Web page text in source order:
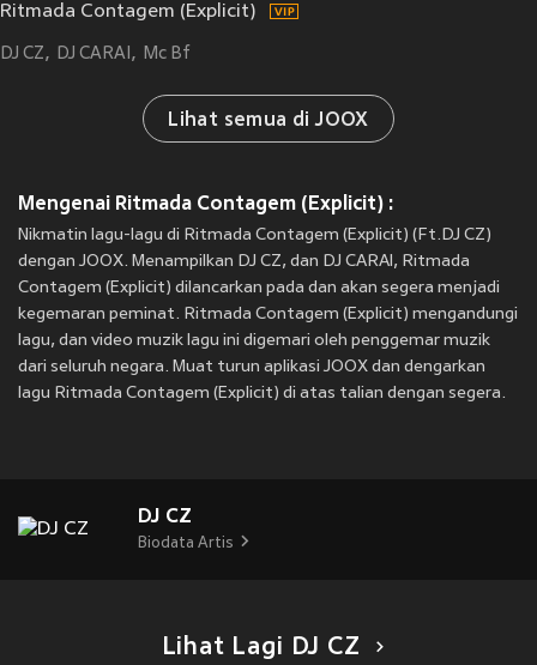
Ritmada Contagem (Explicit)
DJ CZ DJ CARAI Mc Bf
Lihat semua di JOOX
Mengenai Ritmada Contagem (Explicit) :
Nikmatin lagu-lagu di Ritmada Contagem (Explicit) (Ft.DJ CZ)
dengan JOOX. Menampilkan DJ CZ, dan DJ CARAI, Ritmada
Contagem (Explicit) dilancarkan pada dan akan segera menjadi
kegemaran peminat. Ritmada Contagem (Explicit) mengandungi
lagu, dan video muzik lagu ini digemari oleh penggemar muzik
dari seluruh negara. Muat turun aplikasi JOOX dan dengarkan
lagu Ritmada Contagem (Explicit) di atas talian dengan segera.
DJ CZ
Biodata Artis
Lihat Lagi DJ CZ